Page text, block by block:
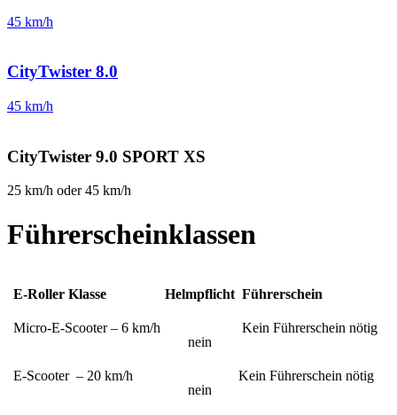
45 km/h
CityTwister 8.0
45 km/h
CityTwister 9.0 SPORT XS
25 km/h oder 45 km/h
Führerscheinklassen
E-Roller Klasse Helmpflicht Führerschein
Micro-E-Scooter – 6 km/h
nein
Kein Führerschein nötig
E-Scooter – 20 km/h
nein
Kein Führerschein nötig